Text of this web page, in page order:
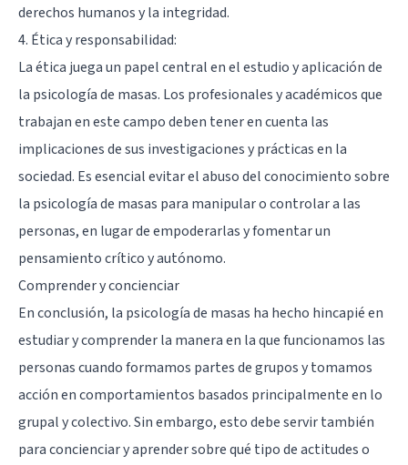
derechos humanos y la integridad.
4. Ética y responsabilidad:
La ética juega un papel central en el estudio y aplicación de
la psicología de masas. Los profesionales y académicos que
trabajan en este campo deben tener en cuenta las
implicaciones de sus investigaciones y prácticas en la
sociedad. Es esencial evitar el abuso del conocimiento sobre
la psicología de masas para manipular o controlar a las
personas, en lugar de empoderarlas y fomentar un
pensamiento crítico y autónomo.
Comprender y concienciar
En conclusión, la psicología de masas ha hecho hincapié en
estudiar y comprender la manera en la que funcionamos las
personas cuando formamos partes de grupos y tomamos
acción en comportamientos basados principalmente en lo
grupal y colectivo. Sin embargo, esto debe servir también
para concienciar y aprender sobre qué tipo de actitudes o